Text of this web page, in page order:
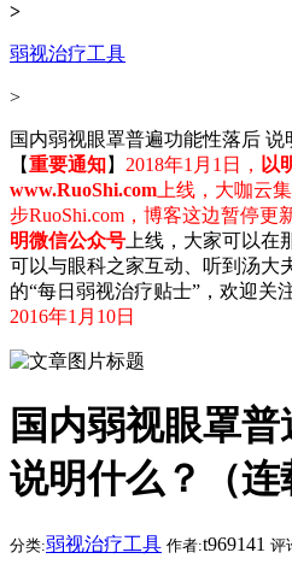
>
弱视治疗工具
>
国内弱视眼罩普遍功能性落后 说
【重要通知】 2018年1月1日， 以
www.RuoShi.com 上线，大咖云
步RuoShi.com，博客这边暂停更
明微信公众号 上线，大家可以
可以与眼科之家互动、听到汤大
的“每日弱视治疗贴士”，欢迎关
2016年1月10日
国内弱视眼罩
说明什么？（连
分类:弱视治疗工具 作者:t969141 评